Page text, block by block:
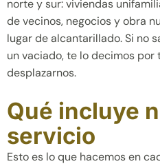
norte y sur: viviendas
de vecinos, negocios y obra
lugar de alcantarillado. Si no
un vaciado, te lo decimos por
desplazarnos.
Qué incluye
servicio
Esto es lo que hacemos en